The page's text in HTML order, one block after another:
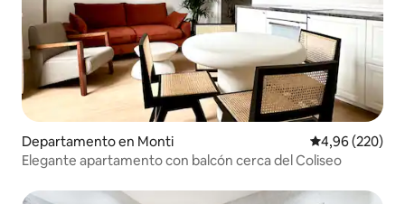
Departamento en Monti Calificación
4,96 (220)
Elegante apartamento con balcón cerca del Coliseo